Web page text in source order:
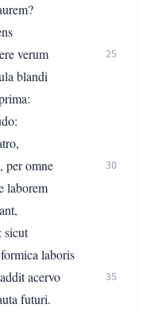
verum
25
blandi
per omne
30
laborem
sicut
laboris
acervo
35
futuri.